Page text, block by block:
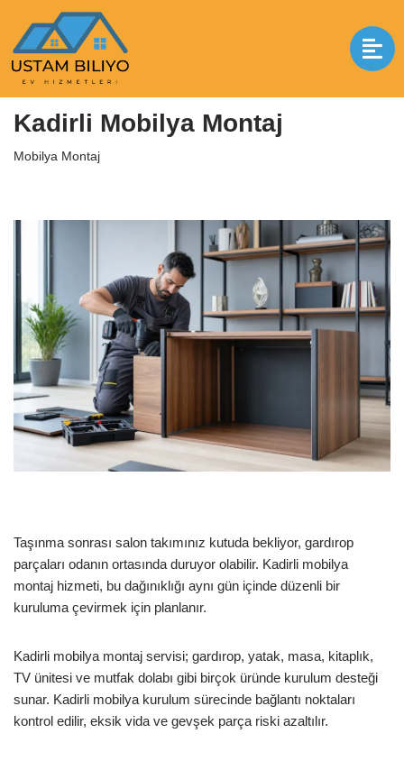
İçeriğe
geç
Anasayfa|Mobilya Montaj
Kadirli Mobilya Montaj
Mobilya Montaj
Taşınma sonrası salon takımınız kutuda bekliyor, gardırop
parçaları odanın ortasında duruyor olabilir. Kadirli mobilya
montaj hizmeti, bu dağınıklığı aynı gün içinde düzenli bir
kuruluma çevirmek için planlanır.
Kadirli mobilya montaj servisi; gardırop, yatak, masa, kitaplık,
TV ünitesi ve mutfak dolabı gibi birçok üründe kurulum desteği
sunar. Kadirli mobilya kurulum sürecinde bağlantı noktaları
kontrol edilir, eksik vida ve gevşek parça riski azaltılır.